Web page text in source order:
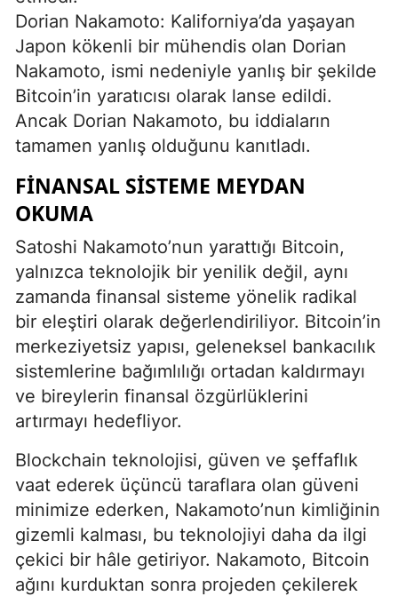
Dorian Nakamoto: Kaliforniya’da yaşayan
Japon kökenli bir mühendis olan Dorian
Nakamoto, ismi nedeniyle yanlış bir şekilde
Bitcoin’in yaratıcısı olarak lanse edildi.
Ancak Dorian Nakamoto, bu iddiaların
tamamen yanlış olduğunu kanıtladı.
FINANSAL SISTEME MEYDAN
OKUMA
Satoshi Nakamoto’nun yarattığı Bitcoin,
yalnızca teknolojik bir yenilik değil, aynı
zamanda finansal sisteme yönelik radikal
bir eleştiri olarak değerlendiriliyor. Bitcoin’in
merkeziyetsiz yapısı, geleneksel bankacılık
sistemlerine bağımlılığı ortadan kaldırmayı
ve bireylerin finansal özgürlüklerini
artırmayı hedefliyor.
Blockchain teknolojisi, güven ve şeffaflık
vaat ederek üçüncü taraflara olan güveni
minimize ederken, Nakamoto’nun kimliğinin
gizemli kalması, bu teknolojiyi daha da ilgi
çekici bir hâle getiriyor. Nakamoto, Bitcoin
ağını kurduktan sonra projeden çekilerek